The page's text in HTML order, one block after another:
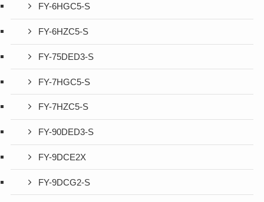
FY-6HGC5-S
FY-6HZC5-S
FY-75DED3-S
FY-7HGC5-S
FY-7HZC5-S
FY-90DED3-S
FY-9DCE2X
FY-9DCG2-S